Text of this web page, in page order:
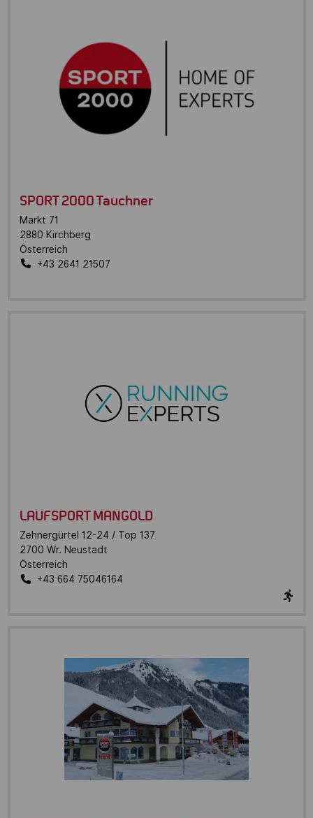
SPORT 2000 Tauchner
Markt 71
2880 Kirchberg
Österreich
+43 2641 21507
LAUFSPORT MANGOLD
Zehnergürtel 12-24 / Top 137
2700 Wr. Neustadt
Österreich
+43 664 75046164